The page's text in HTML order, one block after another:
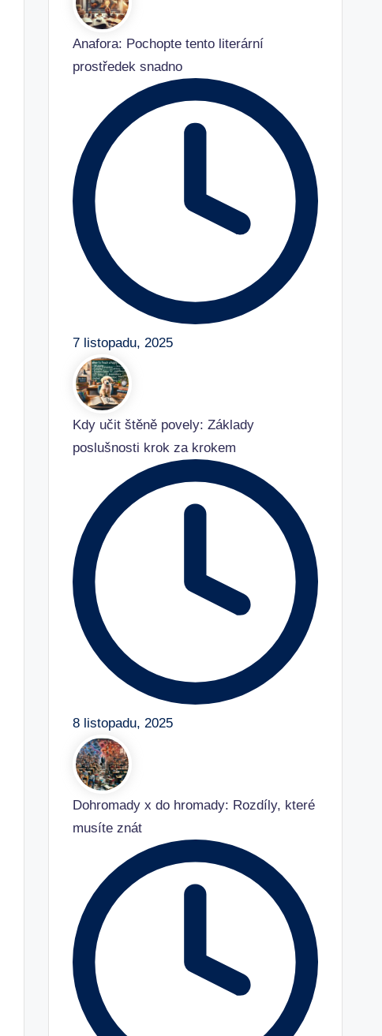
Anafora: Pochopte tento literární
prostředek snadno
7 listopadu, 2025
Kdy učit štěně povely: Základy
poslušnosti krok za krokem
8 listopadu, 2025
Dohromady x do hromady: Rozdíly, které
musíte znát